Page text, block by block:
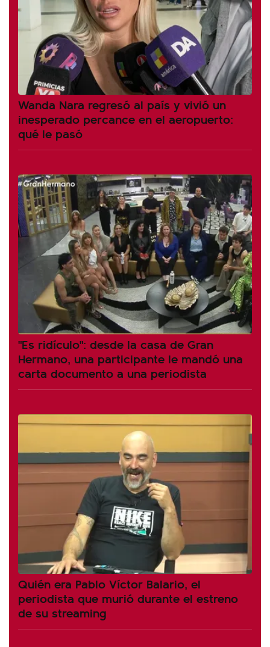
Wanda Nara regresó al país y vivió un
inesperado percance en el aeropuerto:
qué le pasó
"Es ridículo": desde la casa de Gran
Hermano, una participante le mandó una
carta documento a una periodista
Quién era Pablo Víctor Balario, el
periodista que murió durante el estreno
de su streaming